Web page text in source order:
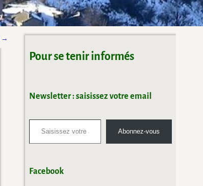
→
Pour se tenir informés
Newsletter : saisissez votre email
Abonnez-vous
Facebook